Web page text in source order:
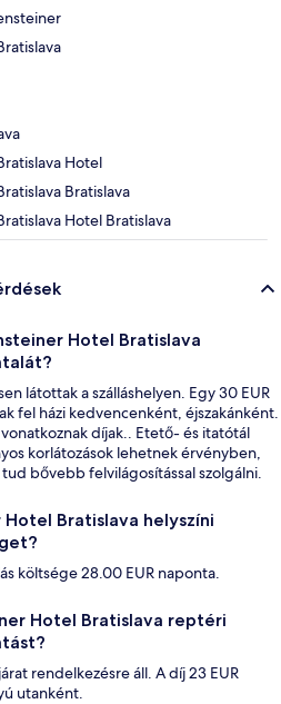
Hotel
Bratislava
Hotel Bratislava
Hotel Bratislava
látottak a szálláshelyen. Egy 30 EUR
fel házi kedvencenként, éjszakánként.
díjak.. Etető- és itatótál
korlátozások lehetnek érvényben,
tud bővebb felvilágosítással szolgálni.
Hotel Bratislava helyszíni
költsége 28.00 EUR naponta.
Hotel Bratislava reptéri
rendelkezésre áll. A díj 23 EUR
utanként.